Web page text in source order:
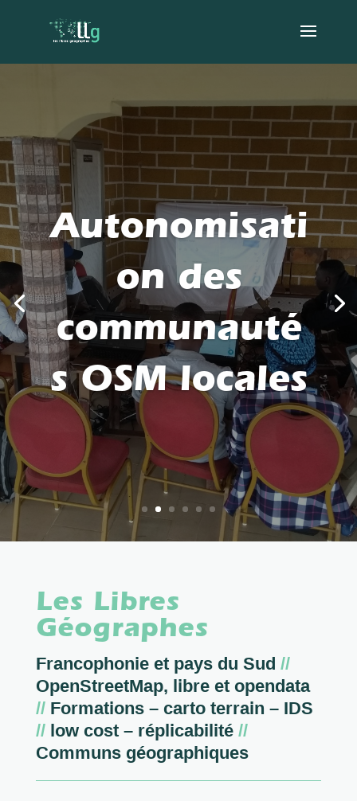
Autonomisati
on des
communauté
s OSM locales
Les Libres
Géographes
Francophonie et pays du Sud //
OpenStreetMap, libre et opendata
//Formations – carto terrain – IDS
//low cost – réplicabilité //
Communs géographiques